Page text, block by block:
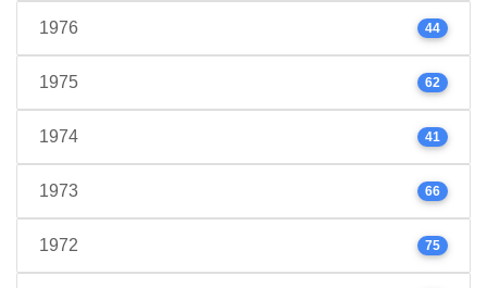
1976 44
1975 62
1974 41
1973 66
1972 75